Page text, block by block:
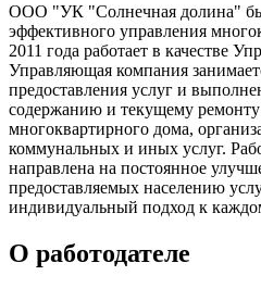
ООО "УК "Солнечная долина"
эффективного управления
2011 года работает в качестве
Управляющая компания
предоставления услуг и
содержанию и текущему
многоквартирного дома,
коммунальных и иных услуг.
направлена на постоянное
предоставляемых населению
индивидуальный подход к
О работодателе